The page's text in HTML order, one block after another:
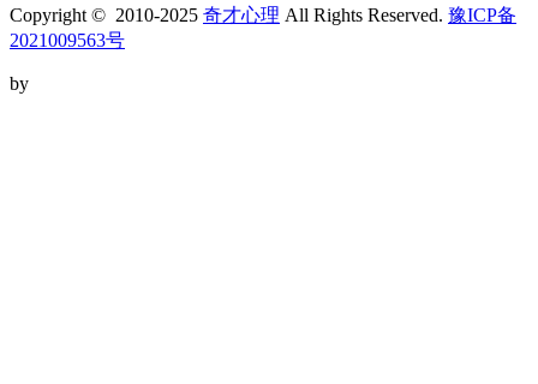
Copyright © 2010-2025 奇才心理 All Rights Reserved. 豫ICP备
2021009563号
by